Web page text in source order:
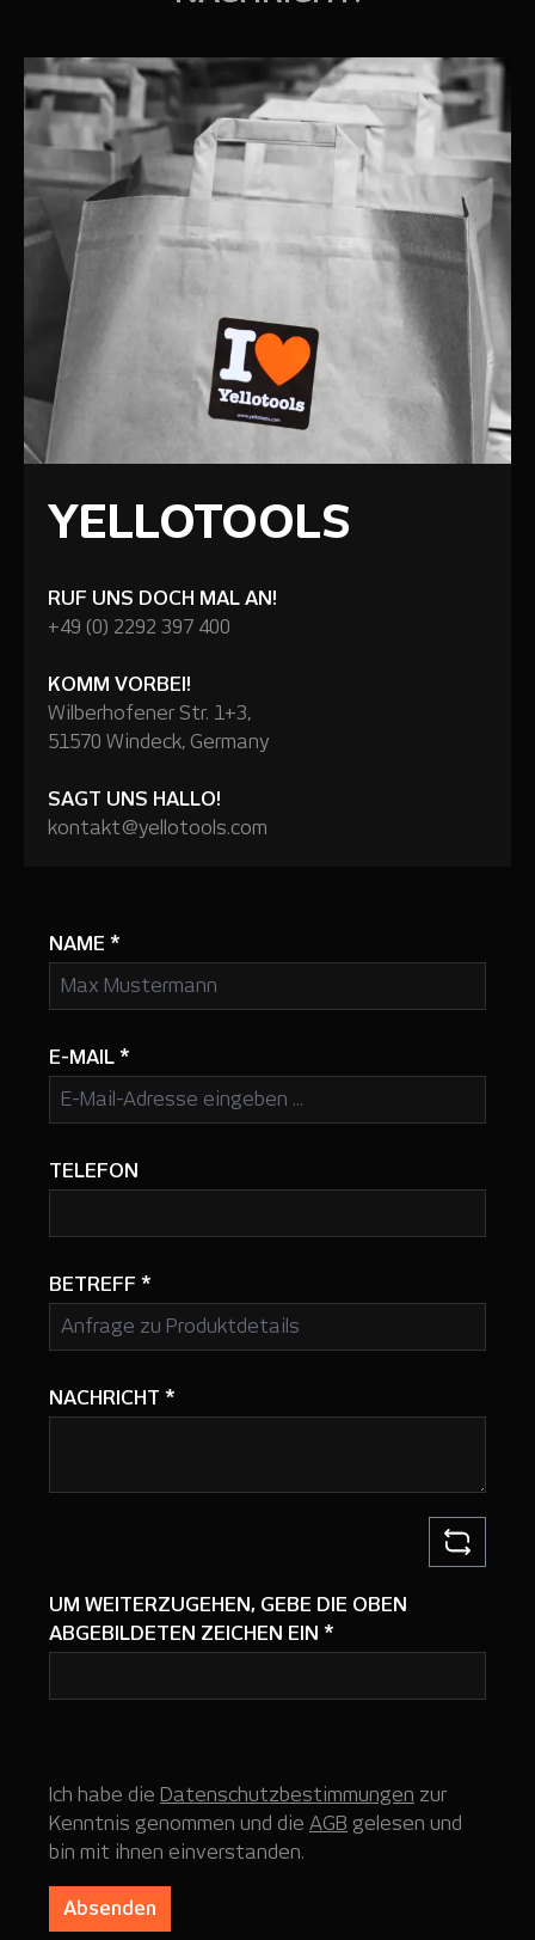
YELLOTOOLS
RUF UNS DOCH MAL AN!
+49 (0) 2292 397 400
KOMM VORBEI!
Wilberhofener Str. 1+3,
51570 Windeck, Germany
SAGT UNS HALLO!
kontakt@yellotools.com
NAME *
E-MAIL *
TELEFON
BETREFF *
NACHRICHT *
UM WEITERZUGEHEN, GEBE DIE OBEN
ABGEBILDETEN ZEICHEN EIN *
Ich habe die Datenschutzbestimmungen zur
Kenntnis genommen und die AGB gelesen und
bin mit ihnen einverstanden.
Absenden